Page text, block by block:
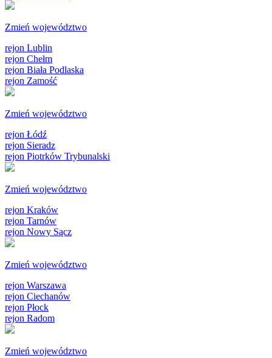
Zmień województwo
rejon Lublin
rejon Chełm
rejon Biała Podlaska
rejon Zamość
Zmień województwo
rejon Łódź
rejon Sieradz
rejon Piotrków Trybunalski
Zmień województwo
rejon Kraków
rejon Tarnów
rejon Nowy Sącz
Zmień województwo
rejon Warszawa
rejon Ciechanów
rejon Płock
rejon Radom
Zmień województwo